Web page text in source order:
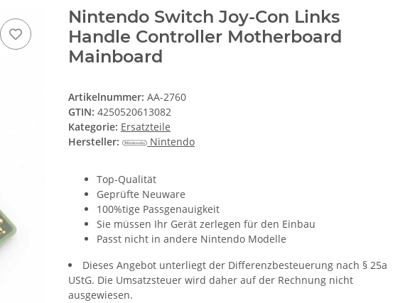
Nintendo Switch Joy-Con Links
Handle Controller Motherboard
Mainboard
Artikelnummer: AA-2760
GTIN: 4250520613082
Kategorie: Ersatzteile
Hersteller:
Nintendo
Top-Qualität
Geprüfte Neuware
100%tige Passgenauigkeit
Sie müssen Ihr Gerät zerlegen für den Einbau
Passt nicht in andere Nintendo Modelle
Dieses Angebot unterliegt der Differenzbesteuerung nach § 25a
UStG. Die Umsatzsteuer wird daher auf der Rechnung nicht
ausgewiesen.